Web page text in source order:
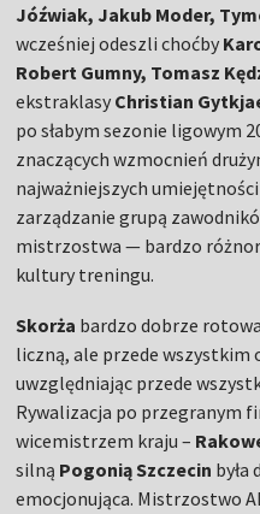
Jóźwiak, Jakub Moder,
wcześniej odeszli choćby
Robert Gumny, Tomasz
ekstraklasy Christian
po słabym sezonie ligowym
znaczących wzmocnień
najważniejszych
zarządzanie grupą
mistrzostwa — bardzo
kultury treningu.
Skorża bardzo dobrze
liczną, ale przede wszystkim
uwzględniając przede
Rywalizacja po przegranym
wicemistrzem kraju –
silną Pogonią Szczecin była
emocjonująca. Mistrzostwo